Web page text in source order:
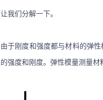
让我们分解一下。
由于刚度和强度都与材料的弹
的强度和刚度。弹性模量测量材